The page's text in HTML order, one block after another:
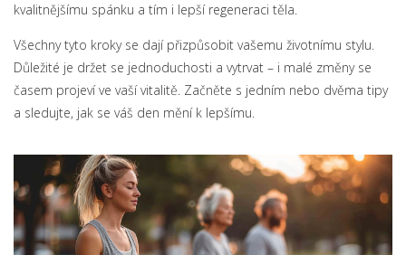
kvalitnějšímu spánku a tím i lepší regeneraci těla.
Všechny tyto kroky se dají přizpůsobit vašemu životnímu stylu.
Důležité je držet se jednoduchosti a vytrvat – i malé změny se
časem projeví ve vaší vitalitě. Začněte s jedním nebo dvěma tipy
a sledujte, jak se váš den mění k lepšímu.